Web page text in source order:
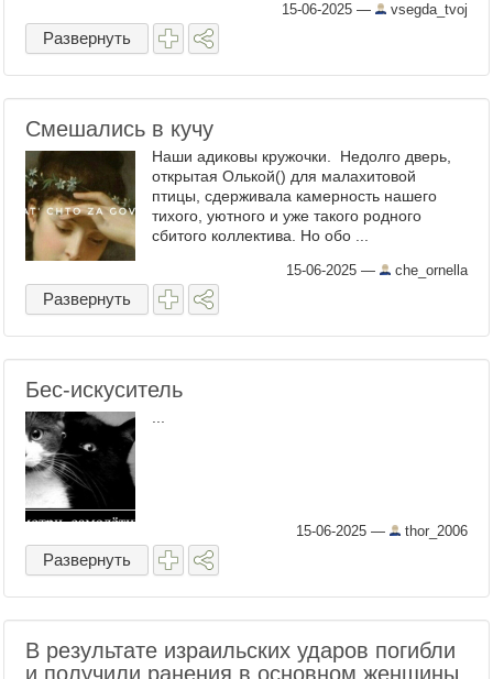
15-06-2025 — vsegda_tvoj
Развернуть
Смешались в кучу
Наши адиковы кружочки. Недолго дверь,
открытая Олькой() для малахитовой
птицы, сдерживала камерность нашего
тихого, уютного и уже такого родного
сбитого коллектива. Но обо ...
15-06-2025 — che_ornella
Развернуть
Бес-искуситель
15-06-2025 — thor_2006
Развернуть
В результате израильских ударов погибли
и получили ранения в основном женщины